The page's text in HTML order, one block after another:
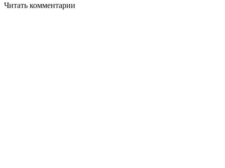
Читать комментарии